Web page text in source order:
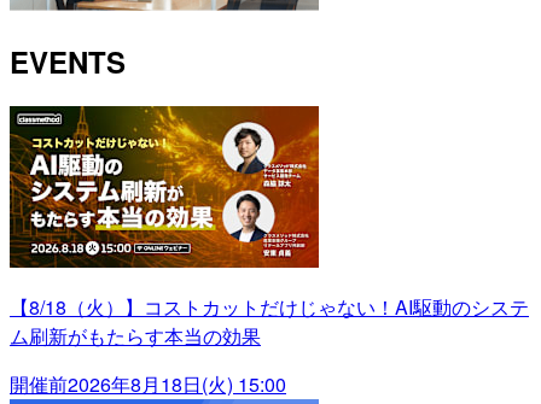
EVENTS
【8/18（火）】コストカットだけじゃない！AI駆動のシステ
ム刷新がもたらす本当の効果
開催前2026年8月18日(火) 15:00